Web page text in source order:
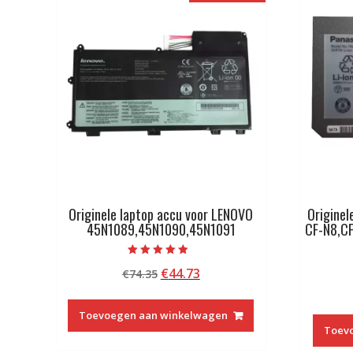
Originele laptop accu voor LENOVO
45N1089,45N1090,45N1091
met
4.50
€74.35 Oorspronkelijke
was:
€74.35.
€44.73Huidige
€44.73.
Toevoegen aan winkelwagen
CF-